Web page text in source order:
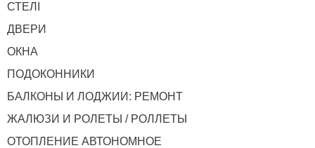
СТЕЛІ
ДВЕРИ
ОКНА
ПОДОКОННИКИ
БАЛКОНЫ И ЛОДЖИИ: РЕМОНТ
ЖАЛЮЗИ И РОЛЕТЫ / РОЛЛЕТЫ
ОТОПЛЕНИЕ АВТОНОМНОЕ